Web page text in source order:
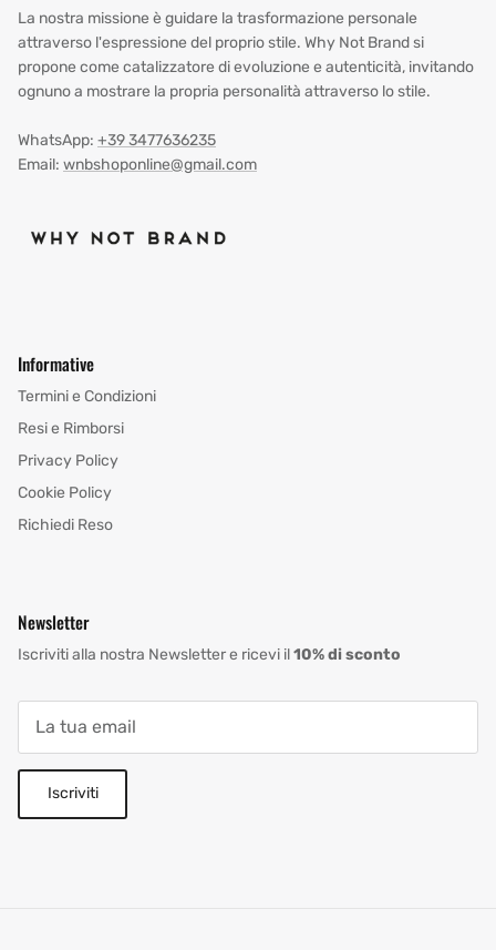
La nostra missione è guidare la trasformazione personale
attraverso l'espressione del proprio stile. Why Not Brand si
propone come catalizzatore di evoluzione e autenticità, invitando
ognuno a mostrare la propria personalità attraverso lo stile.
WhatsApp: +39 3477636235
Email: wnbshoponline@gmail.com
Informative
Termini e Condizioni
Resi e Rimborsi
Privacy Policy
Cookie Policy
Richiedi Reso
Newsletter
Iscriviti alla nostra Newsletter e ricevi il10% di sconto
Iscriviti